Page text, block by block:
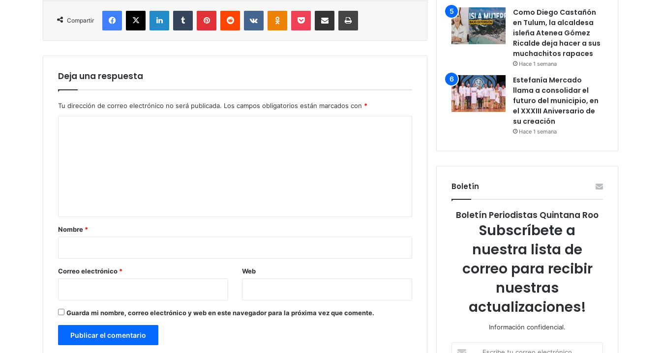
Compartir
Facebook
X LinkedInTumblr PinterestReddit VKontakteOdnoklassniki
Pocket Compartir por correo electrónicoImprimir
Deja una respuesta
Tu dirección de correo electrónico no será publicada. Los campos obligatorios están marcados con *
r
*
Nombre *
Correo electrónico * Web
Guarda mi nombre, correo electrónico y web en este navegador para la próxima vez que comente.
Como Diego Castañón
en Tulum, la alcaldesa
isleña Atenea Gómez
Ricalde deja hacer a sus
muchachitos rapaces
Hace 1 semana
Estefanía Mercado
llama a consolidar el
futuro del municipio, en
el XXXIII Aniversario de
su creación
Hace 1 semana
Boletín
Boletín Periodistas Quintana Roo
Subscríbete a
nuestra lista de
correo para recibir
nuestras
actualizaciones!
Información confidencial.